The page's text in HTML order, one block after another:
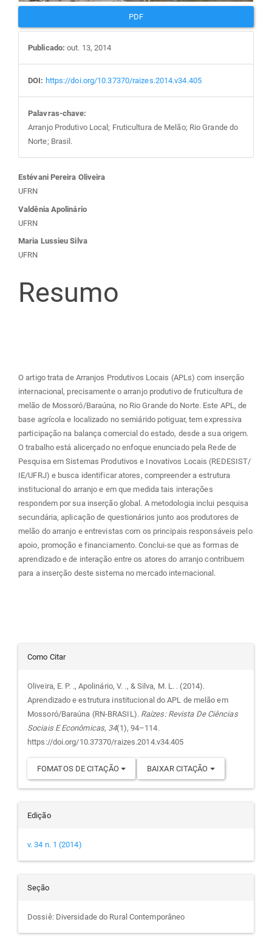
PDF
Publicado: out. 13, 2014
DOI: https://doi.org/10.37370/raizes.2014.v34.405
Palavras-chave:
Arranjo Produtivo Local; Fruticultura de Melão; Rio Grande do
Norte; Brasil.
Conteúdo
do
artigo
principal
Estévani Pereira Oliveira
UFRN
Valdênia Apolinário
UFRN
Maria Lussieu Silva
UFRN
Resumo
O artigo trata de Arranjos Produtivos Locais (APLs) com inserção
internacional, precisamente o arranjo produtivo de fruticultura de
melão de Mossoró/Baraúna, no Rio Grande do Norte. Este APL, de
base agrícola e localizado no semiárido potiguar, tem expressiva
participação na balança comercial do estado, desde a sua origem.
O trabalho está alicerçado no enfoque enunciado pela Rede de
Pesquisa em Sistemas Produtivos e Inovativos Locais (REDESIST/
IE/UFRJ) e busca identificar atores, compreender a estrutura
institucional do arranjo e em que medida tais interações
respondem por sua inserção global. A metodologia inclui pesquisa
secundária, aplicação de questionários junto aos produtores de
melão do arranjo e entrevistas com os principais responsáveis pelo
apoio, promoção e financiamento. Conclui-se que as formas de
aprendizado e de interação entre os atores do arranjo contribuem
para a inserção deste sistema no mercado internacional.
Detalhes
do
artigo
Como Citar
Oliveira, E. P. ., Apolinário, V. ., & Silva, M. L. . (2014).
Aprendizado e estrutura institucional do APL de melão em
Mossoró/Baraúna (RN-BRASIL). Raízes: Revista De Ciências
Sociais E Econômicas, 34(1), 94–114.
https://doi.org/10.37370/raizes.2014.v34.405
FOMATOS DE CITAÇÃO BAIXAR CITAÇÃO
Edição
v. 34 n. 1 (2014)
Seção
Dossiê: Diversidade do Rural Contemporâneo